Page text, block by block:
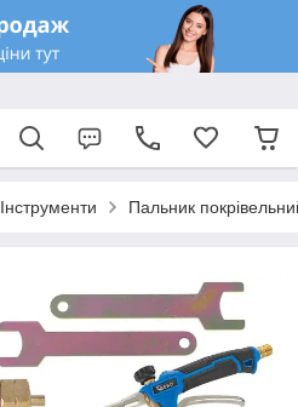
Інструменти Пальник